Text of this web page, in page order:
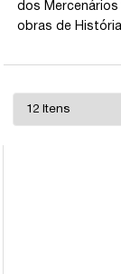
dos
obras de